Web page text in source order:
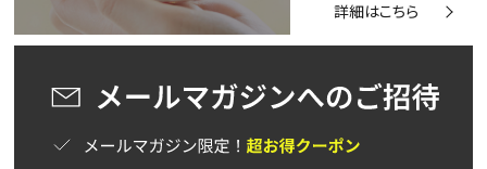
予算・価格で探す
〜 円
茶葉を選択
詳細はこちら